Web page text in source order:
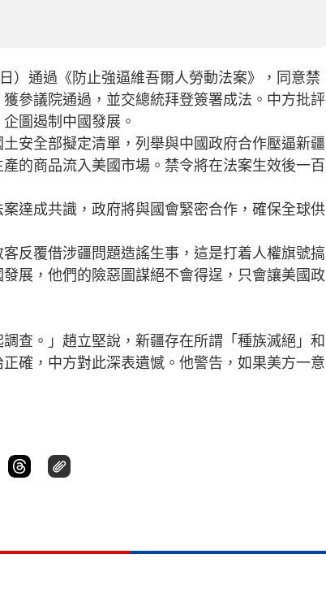
通過《防止強逼維吾爾人勞動法案》，同意禁
參議院通過，並交總統拜登簽署成法。中方批評
圖遏制中國發展。
全部擬定清單，列舉與中國政府合作壓逼新疆
的商品流入美國市場。禁令將在法案生效後一百
成共識，政府將與國會緊密合作，確保全球供
覆借涉疆問題造謠生事，這是打着人權旗號搞
展，他們的險惡圖謀絕不會得逞，只會讓美國政
。」趙立堅說，新疆存在所謂「種族滅絕」和
確，中方對此深表遺憾。他警告，如果美方一意